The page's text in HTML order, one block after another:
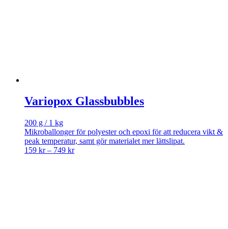
Variopox Glassbubbles
200 g / 1 kg
Mikroballonger för polyester och epoxi för att reducera vikt &
peak temperatur, samt gör materialet mer lättslipat.
159 kr – 749 krPrice